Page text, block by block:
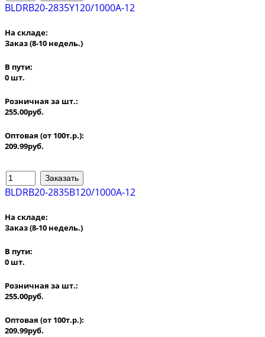
BLDRB20-2835Y120/1000A-12
На складе:
Заказ(8-10 недель.)
В пути:
0 шт.
Розничная за шт.:
255.00руб.
Оптовая (от 100т.р.):
209.99руб.
BLDRB20-2835B120/1000A-12
На складе:
Заказ(8-10 недель.)
В пути:
0 шт.
Розничная за шт.:
255.00руб.
Оптовая (от 100т.р.):
209.99руб.